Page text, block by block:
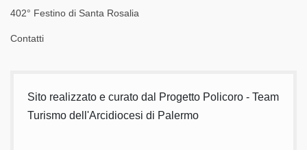
402° Festino di Santa Rosalia
Contatti
Sito realizzato e curato dal Progetto Policoro - Team
Turismo dell'Arcidiocesi di Palermo